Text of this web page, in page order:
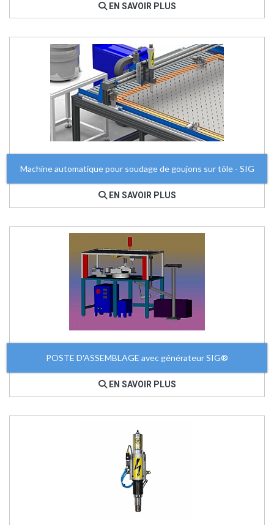
EN SAVOIR PLUS
Machine automatique pour soudage de goujons sur tôle - SIG
EN SAVOIR PLUS
POSTE D'ASSEMBLAGE avec générateur SIG®
EN SAVOIR PLUS